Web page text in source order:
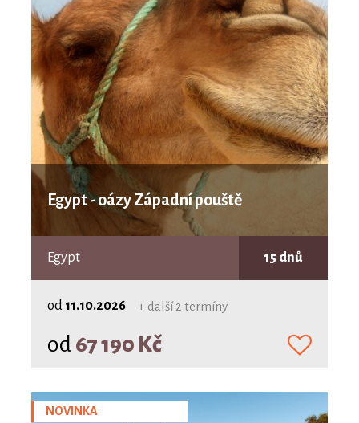
Egypt - oázy Západní pouště
Egypt 15 dnů
od 11.10.2026 + další 2 termíny
od 67 190 Kč
NOVINKA